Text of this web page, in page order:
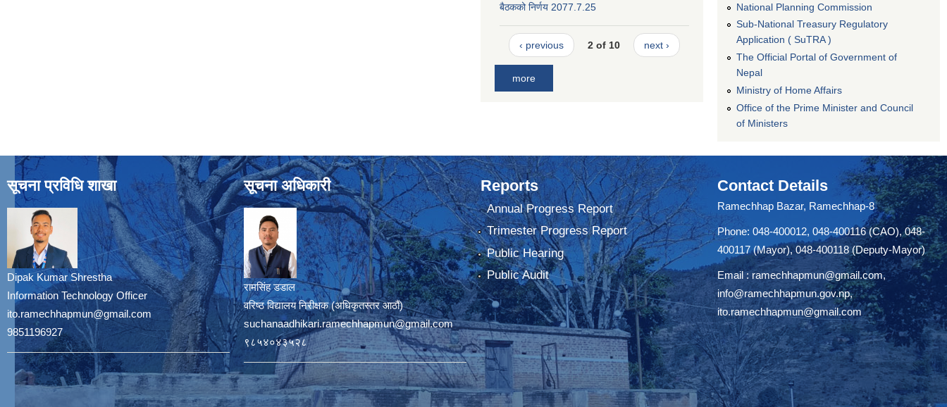
बैठकको निर्णय 2077.7.25
‹ previous 2 of 10 next ›
more
National Planning Commission
Sub-National Treasury Regulatory
Application ( SuTRA )
The Official Portal of Government of
Nepal
Ministry of Home Affairs
Office of the Prime Minister and Council
of Ministers
सूचना प्रविधि शाखा
Dipak Kumar Shrestha
Information Technology Officer
ito.ramechhapmun@gmail.com
9851196927
सूचना अधिकारी
रामसिंह डडाल
वरिष्ठ विद्यालय निरीक्षक (अधिकृतस्तर आठौं)
suchanaadhikari.ramechhapmun@gmail.com
९८५४०४३५२८
Reports
Annual Progress Report
Trimester Progress Report
Public Hearing
Public Audit
Contact Details
Ramechhap Bazar, Ramechhap-8
Phone: 048-400012, 048-400116 (CAO), 048-
400117 (Mayor), 048-400118 (Deputy-Mayor)
Email : ramechhapmun@gmail.com,
info@ramechhapmun.gov.np,
ito.ramechhapmun@gmail.com